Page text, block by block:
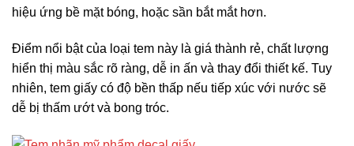
hiệu ứng bề mặt bóng, hoặc sần bắt mắt hơn.
Điểm nổi bật của loại tem này là giá thành rẻ, chất lượng
hiển thị màu sắc rõ ràng, dễ in ấn và thay đổi thiết kế. Tuy
nhiên, tem giấy có độ bền thấp nếu tiếp xúc với nước sẽ
dễ bị thấm ướt và bong tróc.